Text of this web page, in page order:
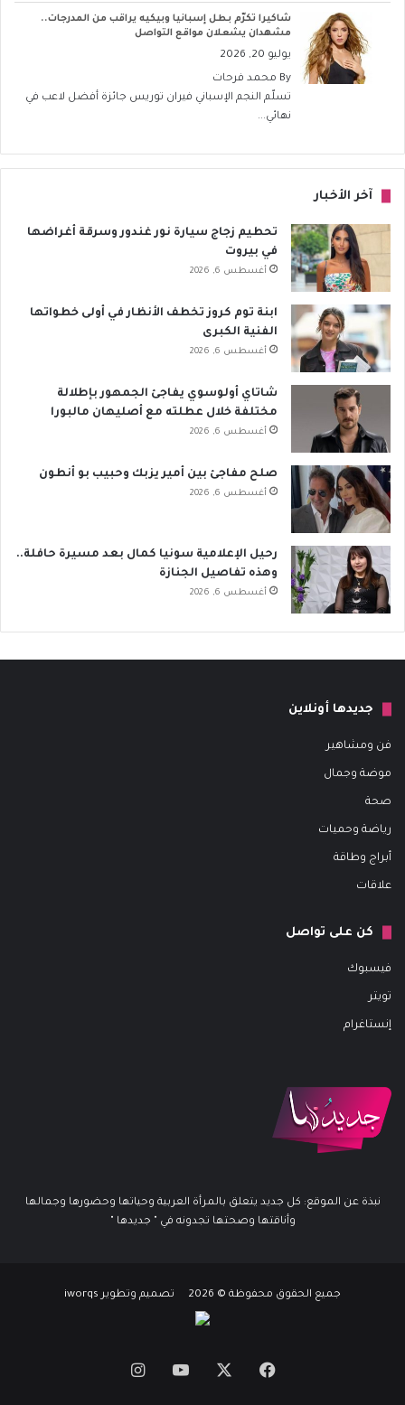
شاكيرا تكرّم بطل إسبانيا وبيكيه يراقب من المدرجات..
مشهدان يشعلان مواقع التواصل
يوليو 20, 2026
By محمد فرحات
تسلّم النجم الإسباني فيران توريس جائزة أفضل لاعب في
نهائي...
آخر الأخبار
تحطيم زجاج سيارة نور غندور وسرقة أغراضها
في بيروت
أغسطس 6, 2026
ابنة توم كروز تخطف الأنظار في أولى خطواتها
الفنية الكبرى
أغسطس 6, 2026
شاتاي أولوسوي يفاجئ الجمهور بإطلالة
مختلفة خلال عطلته مع أصليهان مالبورا
أغسطس 6, 2026
صلح مفاجئ بين أمير يزبك وحبيب بو أنطون
أغسطس 6, 2026
رحيل الإعلامية سونيا كمال بعد مسيرة حافلة..
وهذه تفاصيل الجنازة
أغسطس 6, 2026
جديدها أونلاين
فن ومشاهير
موضة وجمال
صحة
رياضة وحميات
أبراج وطاقة
علاقات
كن على تواصل
فيسبوك
تويتر
إنستاغرام
نبذة عن الموقع: كل جديد يتعلق بالمرأة العربية وحياتها وحضورها وجمالها
وأناقتها وصحتها تجدونه في " جديدها "
جميع الحقوق محفوظة © 2026 تصميم وتطوير iworqs
فيسبوك يوتيوبانستقرام